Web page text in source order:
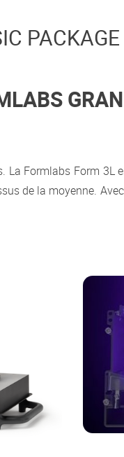
PACKAGE
La Formlabs Form
de la moyenne.